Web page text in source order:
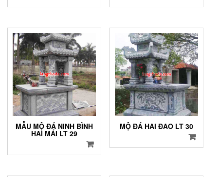
MẪU MỘ ĐÁ NINH BÌNH
HAI MÁI LT 29
MỘ ĐÁ HAI ĐAO LT 30